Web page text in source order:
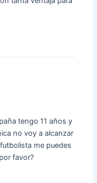
tengo 11 años y
no voy a alcanzar
me puedes
favor?